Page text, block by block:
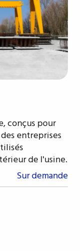
conçus pour
entreprises
de l'usine.
Sur demande